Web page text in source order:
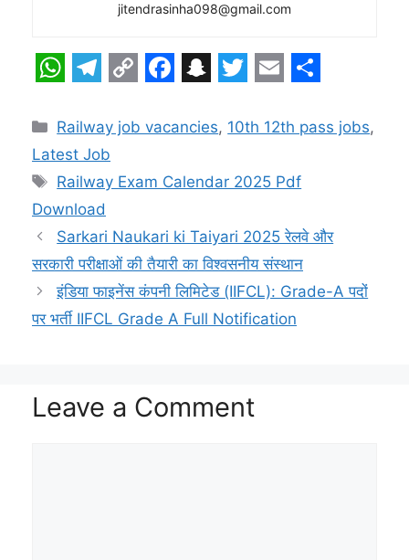
jitendrasinha098@gmail.com
h
a
t
s
A
p
p
e
l
e
g
r
a
m
o
p
y
i
n
k
a
e
o
o
k
n
p
h
a
t
w
t
e
r
m
i
h
r
Categories
Railway job vacancies, 10th 12th pass jobs,
Latest Job
Tags
Railway Exam Calendar 2025 Pdf
Download
Sarkari Naukari ki Taiyari 2025 रेलवे और
सरकारी परीक्षाओं की तैयारी का विश्वसनीय संस्थान
इंडिया फाइनेंस कंपनी लिमिटेड (IIFCL): Grade-A पदों
पर भर्ती IIFCL Grade A Full Notification
Leave a Comment